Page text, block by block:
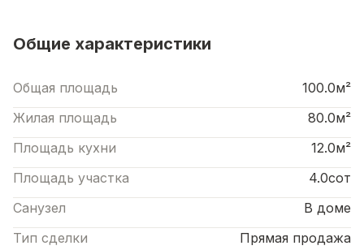
Общие характеристики
Общая площадь
100.0м²
Жилая площадь
80.0м²
Площадь кухни
12.0м²
Площадь участка
4.0сот
Санузел
В доме
Тип сделки
Прямая продажа